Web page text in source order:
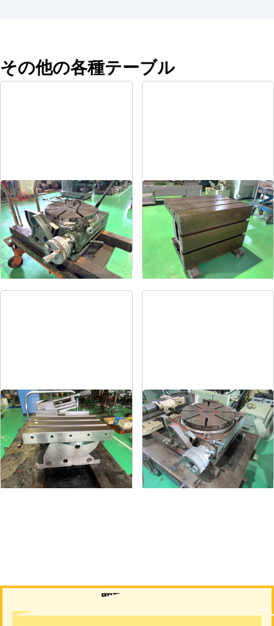
その他の各種テーブル
傾斜円テーブル
メーカー 日研
形 式 NST-300HP
年 式1980
ラジアル用テーブル
メーカー
式-
式
傾斜回転角テーブル
メーカー -
形 式-
年 式-
傾斜円テーブル
メーカー 日研
形 式NST-300
年 式1973
買取について